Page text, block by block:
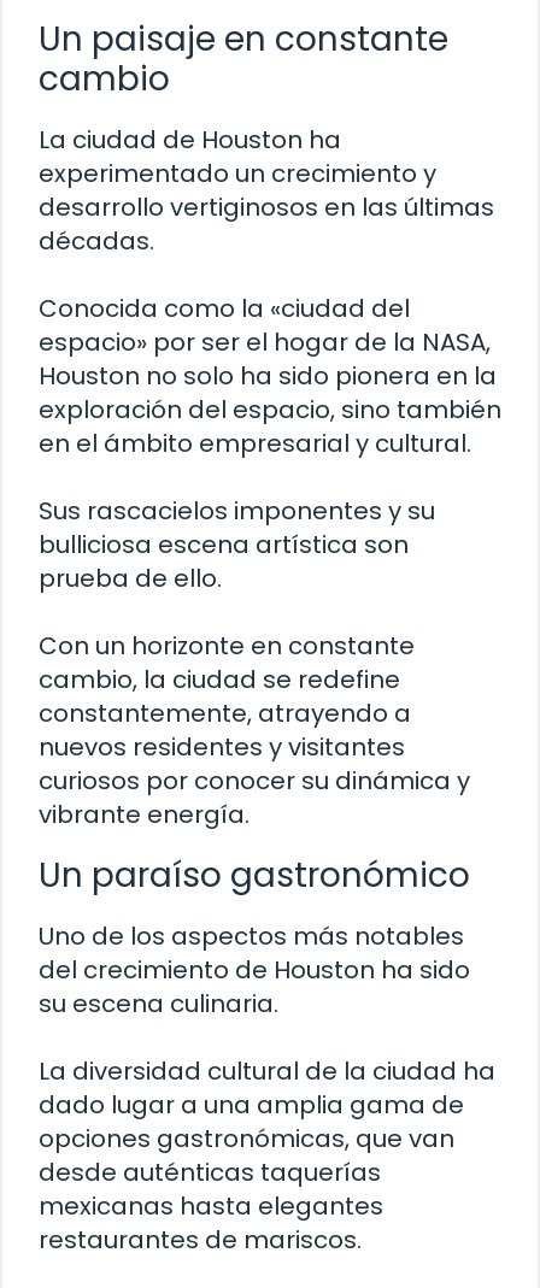
Un paisaje en constante
cambio
La ciudad de Houston ha
experimentado un crecimiento y
desarrollo vertiginosos en las últimas
décadas.
Conocida como la «ciudad del
espacio» por ser el hogar de la NASA,
Houston no solo ha sido pionera en la
exploración del espacio, sino también
en el ámbito empresarial y cultural.
Sus rascacielos imponentes y su
bulliciosa escena artística son
prueba de ello.
Con un horizonte en constante
cambio, la ciudad se redefine
constantemente, atrayendo a
nuevos residentes y visitantes
curiosos por conocer su dinámica y
vibrante energía.
Un paraíso gastronómico
Uno de los aspectos más notables
del crecimiento de Houston ha sido
su escena culinaria.
La diversidad cultural de la ciudad ha
dado lugar a una amplia gama de
opciones gastronómicas, que van
desde auténticas taquerías
mexicanas hasta elegantes
restaurantes de mariscos.